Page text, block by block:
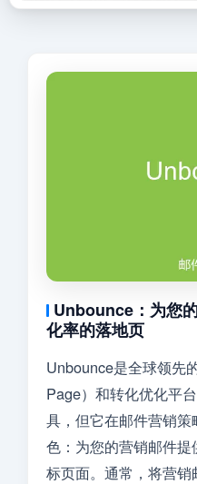
Unbounce：为您
化率的落地页
Unbounce是全球领先
Page）和转化优化平
具，但它在邮件营销
色：为您的营销邮件
标页面。通常，将营